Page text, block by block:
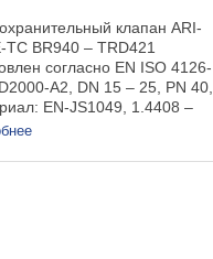
клапан ARI-
TC BR940 – TRD421
согласно EN ISO 4126-
A2, DN 15 – 25, PN 40,
EN-JS1049, 1.4408 –
Применение: различные
энергетической,